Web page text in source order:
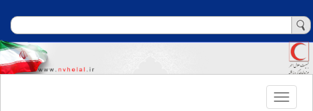
Toggle
navigation